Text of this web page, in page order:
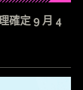
確定 9 月 4